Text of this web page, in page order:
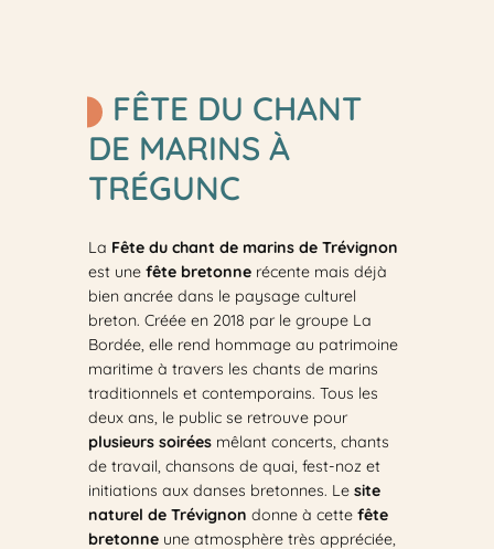
FÊTE DU CHANT
DE MARINS À
TRÉGUNC
La Fête du chant de marins de Trévignon
est une fête bretonnerécente mais déjà
bien ancrée dans le paysage culturel
breton. Créée en 2018 par le groupe La
Bordée, elle rend hommage au patrimoine
maritime à travers les chants de marins
traditionnels et contemporains. Tous les
deux ans, le public se retrouve pour
plusieurs soiréesmêlant concerts, chants
de travail, chansons de quai, fest-noz et
initiations aux danses bretonnes. Le site
naturel de Trévignon donne à cette fête
bretonneune atmosphère très appréciée,